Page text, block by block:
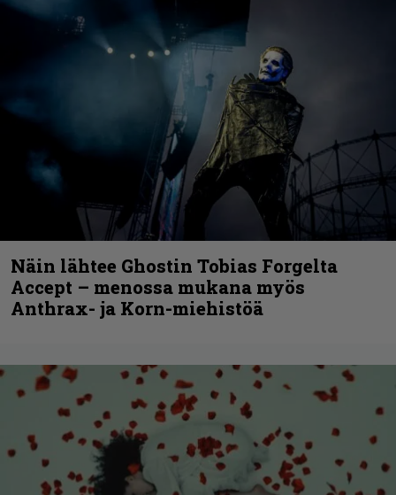
Näin lähtee Ghostin Tobias Forgelta
Accept – menossa mukana myös
Anthrax- ja Korn-miehistöä